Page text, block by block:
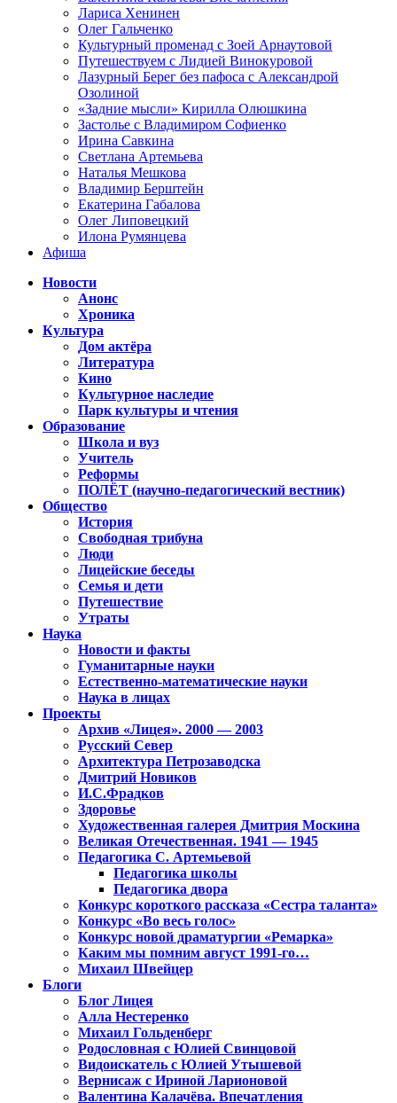
Лариса Хенинен
Олег Гальченко
Культурный променад с Зоей Арнаутовой
Путешествуем с Лидией Винокуровой
Лазурный Берег без пафоса с Александрой
Озолиной
«Задние мысли» Кирилла Олюшкина
Застолье с Владимиром Софиенко
Ирина Савкина
Светлана Артемьева
Наталья Мешкова
Владимир Берштейн
Екатерина Габалова
Олег Липовецкий
Илона Румянцева
Афиша
Новости
Анонс
Хроника
Культура
Дом актёра
Литература
Кино
Культурное наследие
Парк культуры и чтения
Образование
Школа и вуз
Учитель
Реформы
ПОЛЁТ (научно-педагогический вестник)
Общество
История
Свободная трибуна
Люди
Лицейские беседы
Семья и дети
Путешествие
Утраты
Наука
Новости и факты
Гуманитарные науки
Естественно-математические науки
Наука в лицах
Проекты
Архив «Лицея». 2000 — 2003
Русский Север
Архитектура Петрозаводска
Дмитрий Новиков
И.С.Фрадков
Здоровье
Художественная галерея Дмитрия Москина
Великая Отечественная. 1941 — 1945
Педагогика С. Артемьевой
Педагогика школы
Педагогика двора
Конкурс короткого рассказа «Сестра таланта»
Конкурс «Во весь голос»
Конкурс новой драматургии «Ремарка»
Каким мы помним август 1991-го…
Михаил Швейцер
Блоги
Блог Лицея
Алла Нестеренко
Михаил Гольденберг
Родословная с Юлией Свинцовой
Видоискатель с Юлией Утышевой
Вернисаж с Ириной Ларионовой
Валентина Калачёва. Впечатления